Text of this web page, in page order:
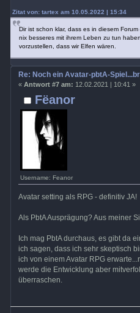
Zitat von: tartex am 10.05.2022 | 15:34
Dir ist schon klar, dass es in diesem
nix besseres mit ihrem Leben zu tun
vorzustellen, dass wir Elfen wären.
Fëanor
Username: Feanor
Re: Noch ein Avatar-pbtA-
« Antwort #7 am: 12.02.2021 | 10:41 »
Avatar setting als RPG - definitiv JA!
Als PbtA Ausprägung? Aus meiner
Ich mag PbtA durchaus, es gibt da
ich sagen, dass ich sehr skeptisch
ich von einem Avatar RPG
werde die Entwicklung aber
überraschen.